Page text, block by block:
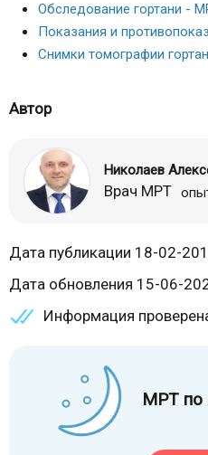
Обследование гортани -
Показания и
Снимки томографии
Автор
Николаев
Врач МРТ
Дата публикации 18-02-
Дата обновления 15-06-
Информация
МРТ по